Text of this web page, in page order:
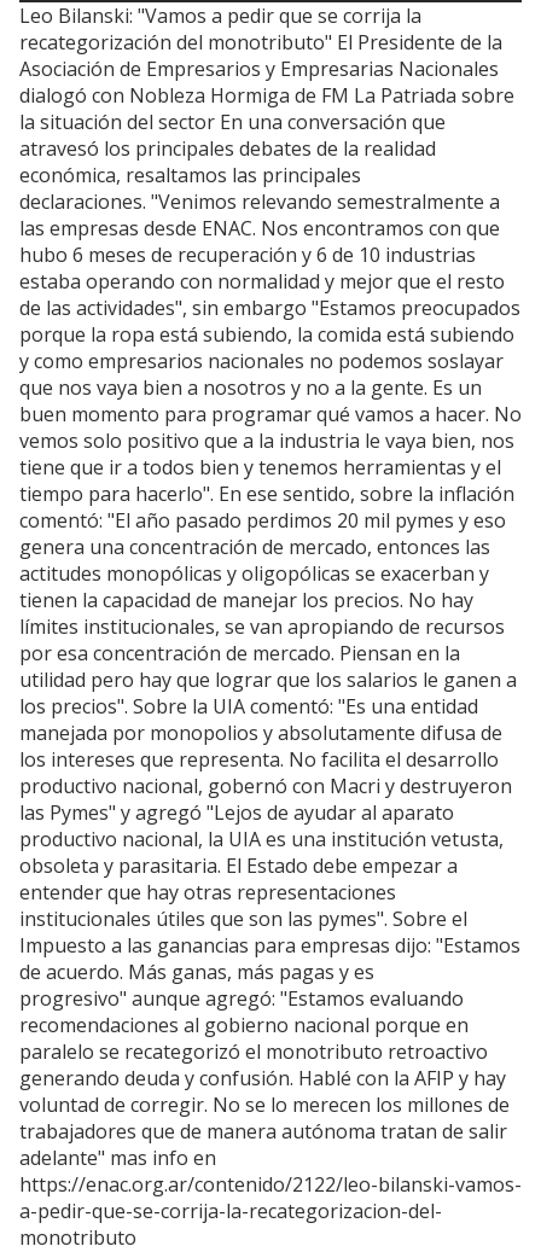
Leo Bilanski: "Vamos a pedir que se corrija la
recategorización del monotributo" El Presidente de la
Asociación de Empresarios y Empresarias Nacionales
dialogó con Nobleza Hormiga de FM La Patriada sobre
la situación del sector En una conversación que
atravesó los principales debates de la realidad
económica, resaltamos las principales
declaraciones. "Venimos relevando semestralmente a
las empresas desde ENAC. Nos encontramos con que
hubo 6 meses de recuperación y 6 de 10 industrias
estaba operando con normalidad y mejor que el resto
de las actividades", sin embargo "Estamos preocupados
porque la ropa está subiendo, la comida está subiendo
y como empresarios nacionales no podemos soslayar
que nos vaya bien a nosotros y no a la gente. Es un
buen momento para programar qué vamos a hacer. No
vemos solo positivo que a la industria le vaya bien, nos
tiene que ir a todos bien y tenemos herramientas y el
tiempo para hacerlo". En ese sentido, sobre la inflación
comentó: "El año pasado perdimos 20 mil pymes y eso
genera una concentración de mercado, entonces las
actitudes monopólicas y oligopólicas se exacerban y
tienen la capacidad de manejar los precios. No hay
límites institucionales, se van apropiando de recursos
por esa concentración de mercado. Piensan en la
utilidad pero hay que lograr que los salarios le ganen a
los precios". Sobre la UIA comentó: "Es una entidad
manejada por monopolios y absolutamente difusa de
los intereses que representa. No facilita el desarrollo
productivo nacional, gobernó con Macri y destruyeron
las Pymes" y agregó "Lejos de ayudar al aparato
productivo nacional, la UIA es una institución vetusta,
obsoleta y parasitaria. El Estado debe empezar a
entender que hay otras representaciones
institucionales útiles que son las pymes". Sobre el
Impuesto a las ganancias para empresas dijo: "Estamos
de acuerdo. Más ganas, más pagas y es
progresivo" aunque agregó: "Estamos evaluando
recomendaciones al gobierno nacional porque en
paralelo se recategorizó el monotributo retroactivo
generando deuda y confusión. Hablé con la AFIP y hay
voluntad de corregir. No se lo merecen los millones de
trabajadores que de manera autónoma tratan de salir
adelante" mas info en
https://enac.org.ar/contenido/2122/leo-bilanski-vamos-
a-pedir-que-se-corrija-la-recategorizacion-del-
monotributo